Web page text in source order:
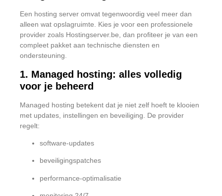
Een hosting server omvat tegenwoordig veel meer dan
alleen wat opslagruimte. Kies je voor een professionele
provider zoals Hostingserver.be, dan profiteer je van een
compleet pakket aan technische diensten en
ondersteuning.
1. Managed hosting: alles volledig
voor je beheerd
Managed hosting betekent dat je niet zelf hoeft te klooien
met updates, instellingen en beveiliging. De provider
regelt:
software-updates
beveiligingspatches
performance-optimalisatie